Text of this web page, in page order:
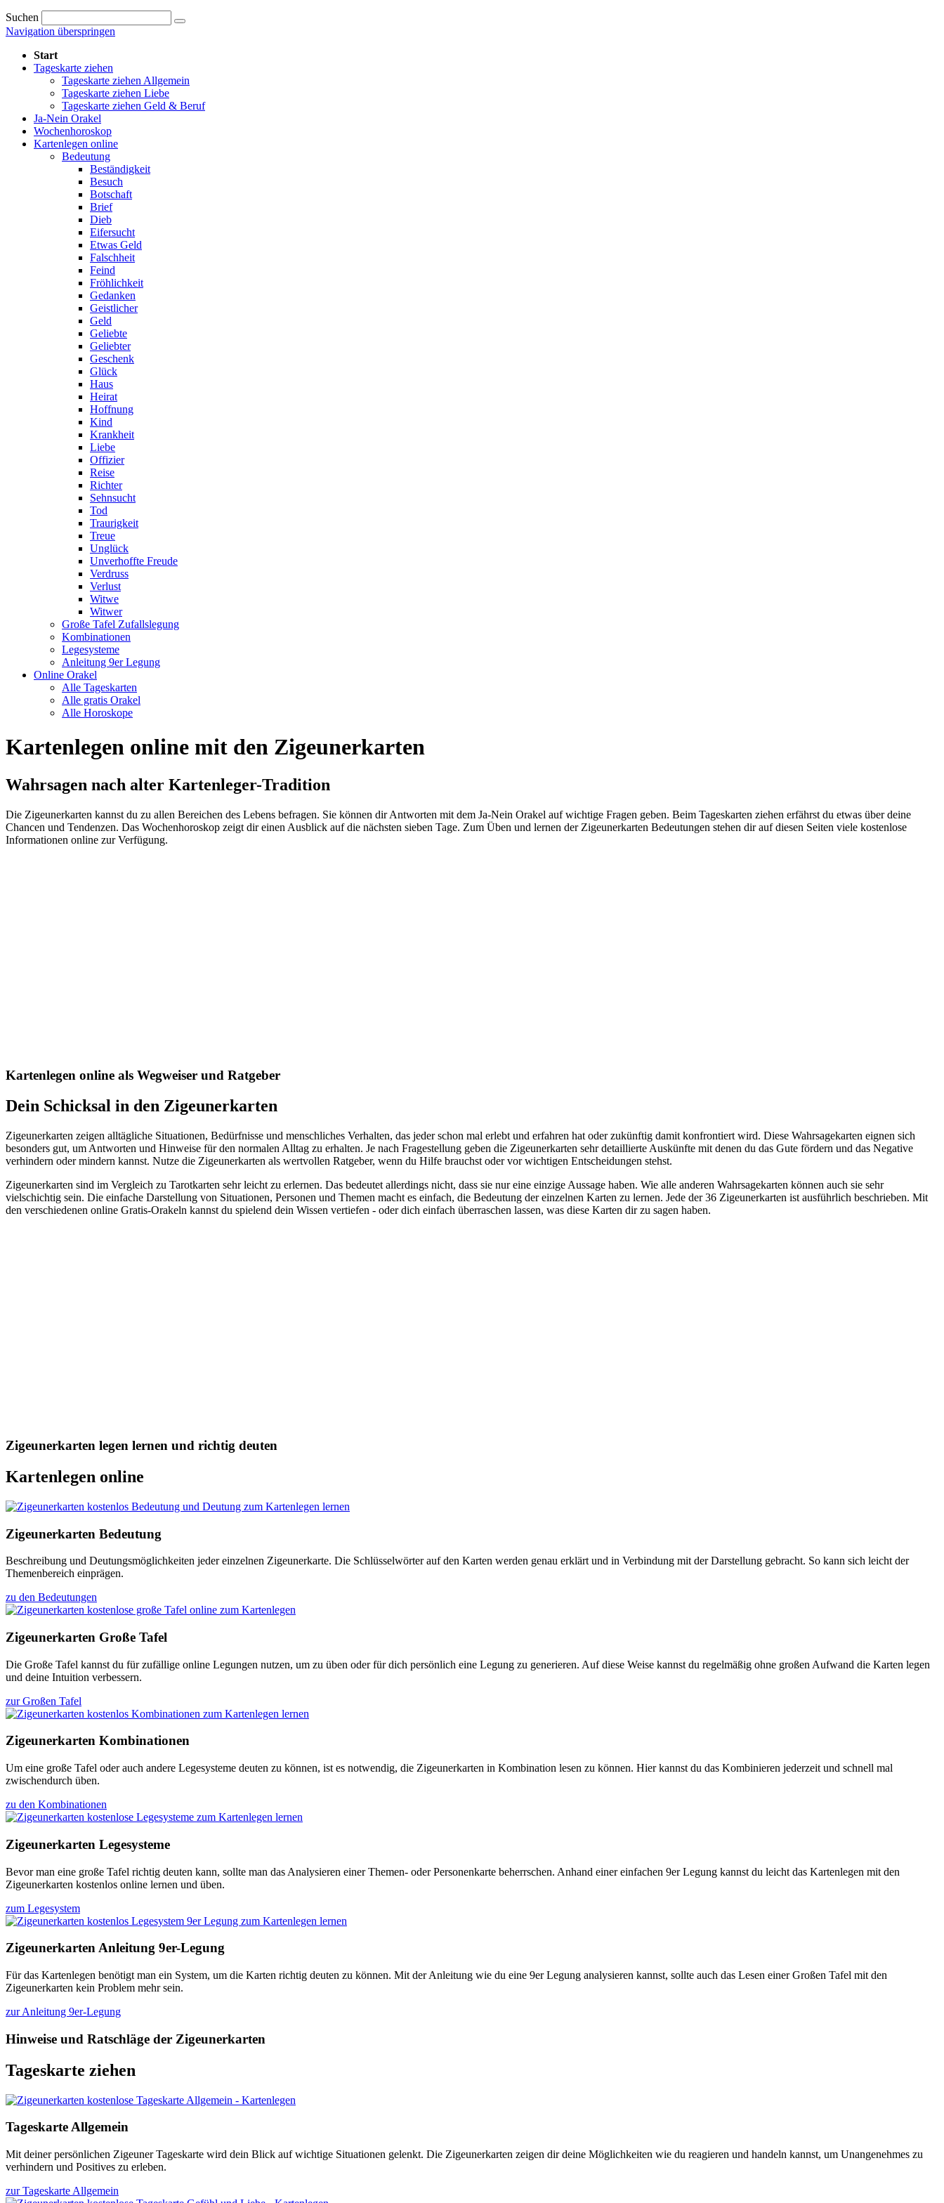
Suchen
Navigation überspringen
Start
Tageskarte ziehen
Tageskarte ziehen Allgemein
Tageskarte ziehen Liebe
Tageskarte ziehen Geld & Beruf
Ja-Nein Orakel
Wochenhoroskop
Kartenlegen online
Bedeutung
Beständigkeit
Besuch
Botschaft
Brief
Dieb
Eifersucht
Etwas Geld
Falschheit
Feind
Fröhlichkeit
Gedanken
Geistlicher
Geld
Geliebte
Geliebter
Geschenk
Glück
Haus
Heirat
Hoffnung
Kind
Krankheit
Liebe
Offizier
Reise
Richter
Sehnsucht
Tod
Traurigkeit
Treue
Unglück
Unverhoffte Freude
Verdruss
Verlust
Witwe
Witwer
Große Tafel Zufallslegung
Kombinationen
Legesysteme
Anleitung 9er Legung
Online Orakel
Alle Tageskarten
Alle gratis Orakel
Alle Horoskope
Kartenlegen online mit den Zigeunerkarten
Wahrsagen nach alter Kartenleger-Tradition
Die Zigeunerkarten kannst du zu allen Bereichen des Lebens befragen. Sie können dir Antworten mit dem Ja-Nein Orakel auf wichtige Fragen geben. Beim Tageskarten ziehen erfährst du etwas über deine
Chancen und Tendenzen. Das Wochenhoroskop zeigt dir einen Ausblick auf die nächsten sieben Tage. Zum Üben und lernen der Zigeunerkarten Bedeutungen stehen dir auf diesen Seiten viele kostenlose
Informationen online zur Verfügung.
Kartenlegen online als Wegweiser und Ratgeber
Dein Schicksal in den Zigeunerkarten
Zigeunerkarten zeigen alltägliche Situationen, Bedürfnisse und menschliches Verhalten, das jeder schon mal erlebt und erfahren hat oder zukünftig damit konfrontiert wird. Diese Wahrsagekarten eignen sich
besonders gut, um Antworten und Hinweise für den normalen Alltag zu erhalten. Je nach Fragestellung geben die Zigeunerkarten sehr detaillierte Auskünfte mit denen du das Gute fördern und das Negative
verhindern oder mindern kannst. Nutze die Zigeunerkarten als wertvollen Ratgeber, wenn du Hilfe brauchst oder vor wichtigen Entscheidungen stehst.
Zigeunerkarten sind im Vergleich zu Tarotkarten sehr leicht zu erlernen. Das bedeutet allerdings nicht, dass sie nur eine einzige Aussage haben. Wie alle anderen Wahrsagekarten können auch sie sehr
vielschichtig sein. Die einfache Darstellung von Situationen, Personen und Themen macht es einfach, die Bedeutung der einzelnen Karten zu lernen. Jede der 36 Zigeunerkarten ist ausführlich beschrieben. Mit
den verschiedenen online Gratis-Orakeln kannst du spielend dein Wissen vertiefen - oder dich einfach überraschen lassen, was diese Karten dir zu sagen haben.
Zigeunerkarten legen lernen und richtig deuten
Kartenlegen online
Zigeunerkarten Bedeutung
Beschreibung und Deutungsmöglichkeiten jeder einzelnen Zigeunerkarte. Die Schlüsselwörter auf den Karten werden genau erklärt und in Verbindung mit der Darstellung gebracht. So kann sich leicht der
Themenbereich einprägen.
zu den Bedeutungen
Zigeunerkarten Große Tafel
Die Große Tafel kannst du für zufällige online Legungen nutzen, um zu üben oder für dich persönlich eine Legung zu generieren. Auf diese Weise kannst du regelmäßig ohne großen Aufwand die Karten legen
und deine Intuition verbessern.
zur Großen Tafel
Zigeunerkarten Kombinationen
Um eine große Tafel oder auch andere Legesysteme deuten zu können, ist es notwendig, die Zigeunerkarten in Kombination lesen zu können. Hier kannst du das Kombinieren jederzeit und schnell mal
zwischendurch üben.
zu den Kombinationen
Zigeunerkarten Legesysteme
Bevor man eine große Tafel richtig deuten kann, sollte man das Analysieren einer Themen- oder Personenkarte beherrschen. Anhand einer einfachen 9er Legung kannst du leicht das Kartenlegen mit den
Zigeunerkarten kostenlos online lernen und üben.
zum Legesystem
Zigeunerkarten Anleitung 9er-Legung
Für das Kartenlegen benötigt man ein System, um die Karten richtig deuten zu können. Mit der Anleitung wie du eine 9er Legung analysieren kannst, sollte auch das Lesen einer Großen Tafel mit den
Zigeunerkarten kein Problem mehr sein.
zur Anleitung 9er-Legung
Hinweise und Ratschläge der Zigeunerkarten
Tageskarte ziehen
Tageskarte Allgemein
Mit deiner persönlichen Zigeuner Tageskarte wird dein Blick auf wichtige Situationen gelenkt. Die Zigeunerkarten zeigen dir deine Möglichkeiten wie du reagieren und handeln kannst, um Unangenehmes zu
verhindern und Positives zu erleben.
zur Tageskarte Allgemein